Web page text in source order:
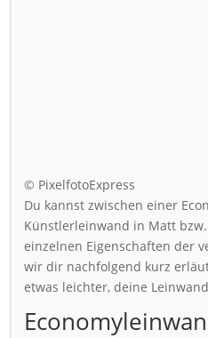
© PixelfotoExpress
Du kannst zwischen einer
Künstlerleinwand in Matt
einzelnen Eigenschaften der
wir dir nachfolgend kurz
etwas leichter, deine